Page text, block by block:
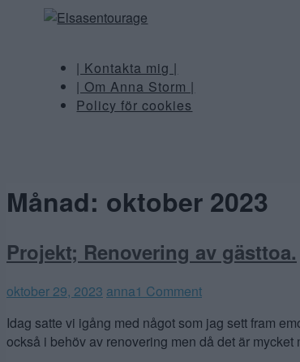
| Kontakta mig |
| Om Anna Storm |
Policy för cookies
Månad: oktober 2023
Projekt; Renovering av gästtoa.
oktober 29, 2023 anna1 Comment
Idag satte vi igång med något som jag sett fram
också i behöv av renovering men då det är